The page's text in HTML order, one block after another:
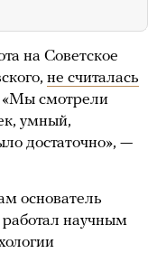
на Советское
не считалась
«Мы смотрели
умный,
достаточно», —
основатель
научным